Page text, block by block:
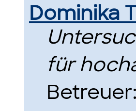
Dominika
für
Betreuer: